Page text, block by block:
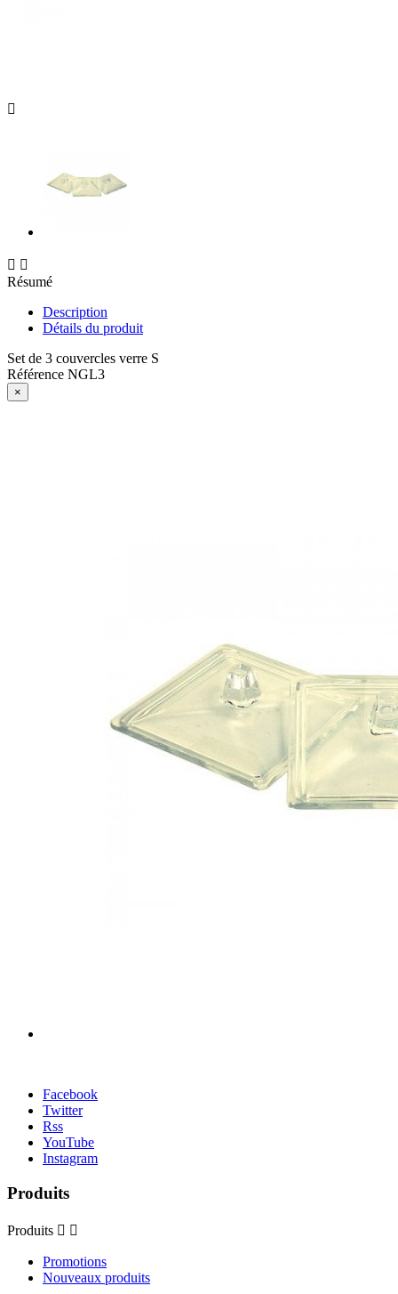

 
Résumé
Description
Détails du produit
Set de 3 couvercles verre S
Référence NGL3
×
Facebook
Twitter
Rss
YouTube
Instagram
Produits
Produits  
Promotions
Nouveaux produits